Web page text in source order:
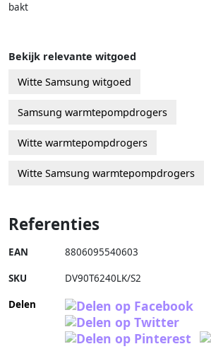
bakt
Bekijk relevante witgoed
Witte Samsung witgoed
Samsung warmtepompdrogers
Witte warmtepompdrogers
Witte Samsung warmtepompdrogers
Referenties
EAN 8806095540603
SKU DV90T6240LK/S2
Delen